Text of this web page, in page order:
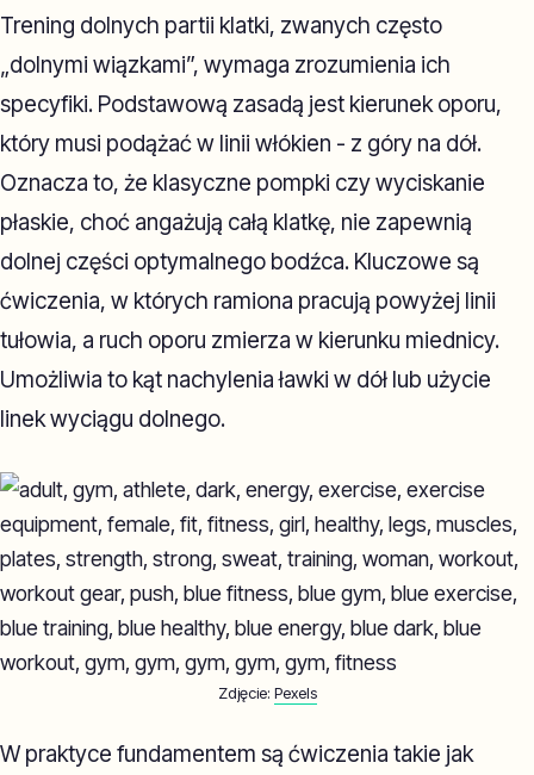
Trening dolnych partii klatki, zwanych często
„dolnymi wiązkami”, wymaga zrozumienia ich
specyfiki. Podstawową zasadą jest kierunek oporu,
który musi podążać w linii włókien - z góry na dół.
Oznacza to, że klasyczne pompki czy wyciskanie
płaskie, choć angażują całą klatkę, nie zapewnią
dolnej części optymalnego bodźca. Kluczowe są
ćwiczenia, w których ramiona pracują powyżej linii
tułowia, a ruch oporu zmierza w kierunku miednicy.
Umożliwia to kąt nachylenia ławki w dół lub użycie
linek wyciągu dolnego.
Zdjęcie: Pexels
W praktyce fundamentem są ćwiczenia takie jak